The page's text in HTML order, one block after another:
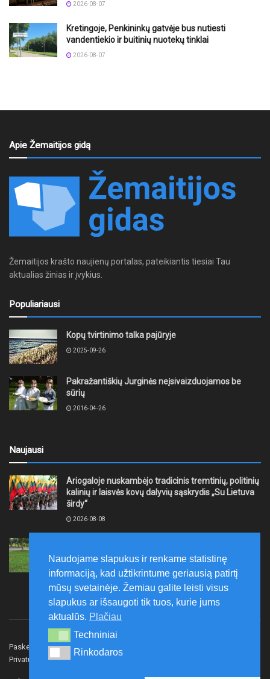
2026-08-07
Kretingoje, Penkininkų gatvėje bus nutiesti
vandentiekio ir buitinių nuotekų tinklai
2026-08-07
Apie Žemaitijos gidą
Žemaitijos krašto naujienų portalas, pateikiantis tiesiai Tau
aktualias žinias ir įvykius.
Populiariausi
Kopų tvirtinimo talka pajūryje
2025-09-26
Pakražantiškių Jurginės neįsivaizduojamos be
sūrių
2016-04-26
Naujausi
Ariogaloje nuskambėjo tradicinis tremtinių, politinių
kalinių ir laisvės kovų dalyvių sąskrydis „Su Lietuva
širdy“
2026-08-08
laikytis Kelių eismo taisyklių, tausoti aplinką
2026-08-08
Paskelbk naujieną Rašyti redakcijai
Privatumo politika
Naudojame slapukus ir renkame statistinę
informaciją, kad užtikrintume geriausią patirtį
mūsų svetainėje. Žemiau galite leisti visus
slapukus ar išsaugoti tik tuos, kurie jums
aktualūs. Plačiau
Techniniai
Techniniai
Rinkodaros
Rinkodaros